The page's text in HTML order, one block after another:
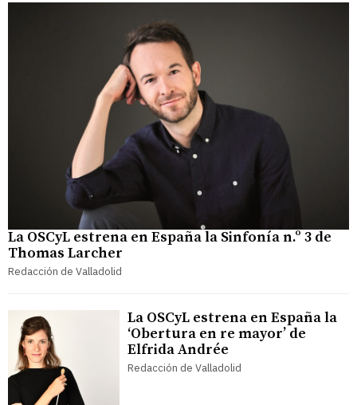
La OSCyL estrena en España la Sinfonía n.º 3 de
Thomas Larcher
Redacción de Valladolid
La OSCyL estrena en España la
‘Obertura en re mayor’ de
Elfrida Andrée
Redacción de Valladolid